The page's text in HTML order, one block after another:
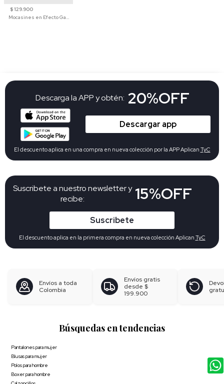
$ 129.900
Mocasines en Efecto Gamuzado Para Mujer
Suscribete a nuestro newsletter y
recibe:
15%OFF
Suscribete
El descuento aplica en la primera compra en nueva colección Aplican TyC
Descarga la APP y obtén: 20%OFF
Descargar app
El descuento aplica en una compra en nueva colección por la APP Aplican TyC
Envíos a toda
Colombia
Envíos gratis
desde $
199.900
Búsquedas en tendencias
Pantalones para mujer
Blusas para mujer
Polos para hombre
Boxer para hombre